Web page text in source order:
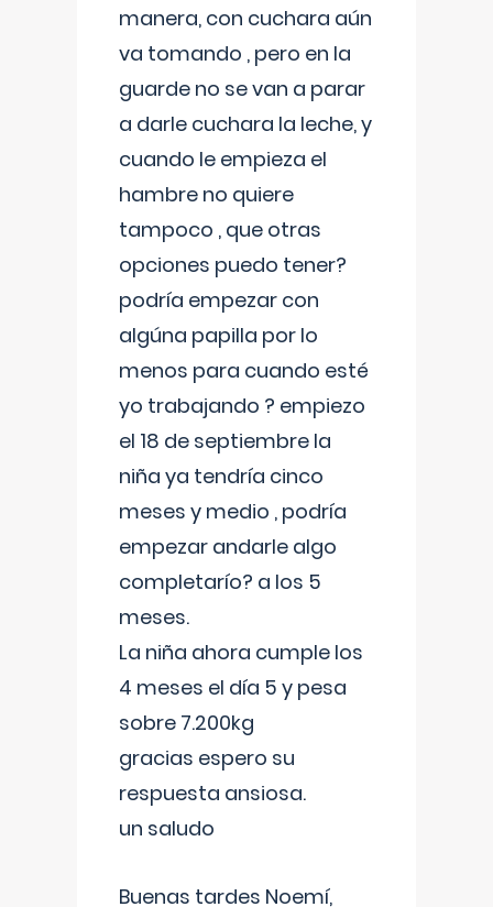
manera, con cuchara aún
va tomando , pero en la
guarde no se van a parar
a darle cuchara la leche, y
cuando le empieza el
hambre no quiere
tampoco , que otras
opciones puedo tener?
podría empezar con
algúna papilla por lo
menos para cuando esté
yo trabajando ? empiezo
el 18 de septiembre la
niña ya tendría cinco
meses y medio , podría
empezar andarle algo
completarío? a los 5
meses.
La niña ahora cumple los
4 meses el día 5 y pesa
sobre 7.200kg
gracias espero su
respuesta ansiosa.
un saludo
Buenas tardes Noemí,